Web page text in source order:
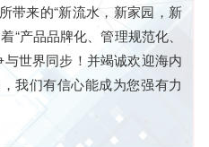
带来的“新流水，新家园，新
“产品品牌化、管理规范化、
世界同步！并竭诚欢迎海内
我们有信心能成为您强有力